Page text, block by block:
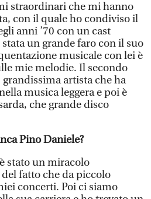
straordinari che mi hanno
con il quale ho condiviso il
anni ’70 con un cast
un grande faro con il suo
musicale con lei è
mie melodie. Il secondo
artista che ha
musica leggera e poi è
che grande disco
Pino Daniele?
stato un miracolo
fatto che da piccolo
concerti. Poi ci siamo